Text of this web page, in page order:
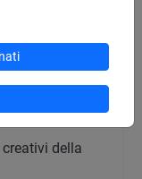
europee
della